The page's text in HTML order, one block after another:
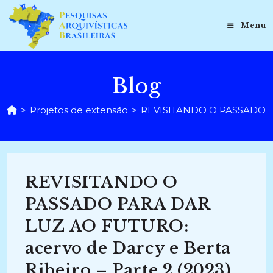
para
conteúdo
Menu
Blog
> Projetos de extensão > REVISITANDO O
REVISITANDO O
PASSADO PARA DAR
LUZ AO FUTURO:
acervo de Darcy e Berta